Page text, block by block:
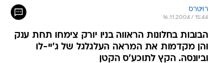
רויטרס
16.11.2004 / 15:44
הבובות בחלונות הראווה בניו יורק צימחו תחת ענק
והן מקדמות את המראה העלגלגל של ג'יי-לו
וביונסה. הקץ לתוכע'ס הקטן